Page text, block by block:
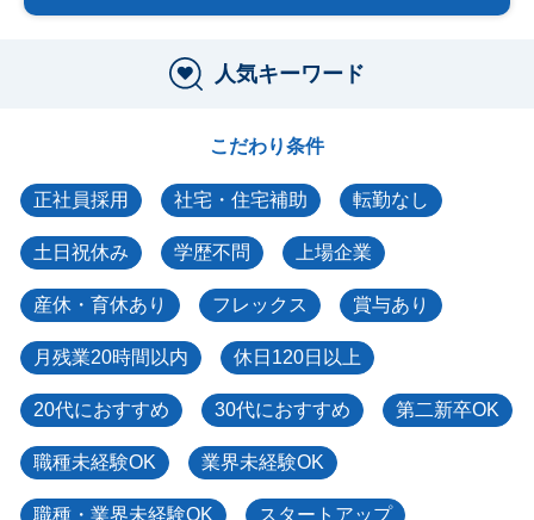
人気キーワード
こだわり条件
正社員採用 社宅・住宅補助 転勤なし
土日祝休み 学歴不問 上場企業
産休・育休あり フレックス 賞与あり
月残業20時間以内 休日120日以上
20代におすすめ 30代におすすめ 第二新卒OK
職種未経験OK 業界未経験OK
職種・業界未経験OK スタートアップ